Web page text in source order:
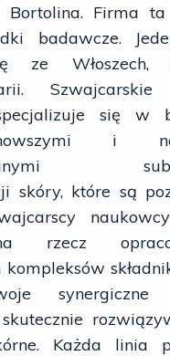
Bortolina. Firma
badawcze.
ze
Szwajcarskie
się w
i
skóry, które są
rzecz
synergiczne
Każda linia